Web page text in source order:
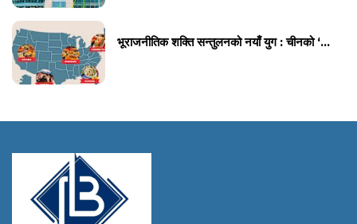
भूराजनीतिक शक्ति सन्तुलनको नयाँ युग : चीनको ‘...